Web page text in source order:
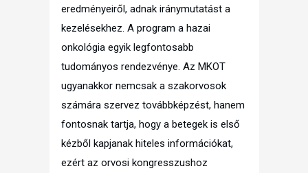
eredményeiről, adnak iránymutatást a
kezelésekhez. A program a hazai
onkológia egyik legfontosabb
tudományos rendezvénye. Az MKOT
ugyanakkor nemcsak a szakorvosok
számára szervez továbbképzést, hanem
fontosnak tartja, hogy a betegek is első
kézből kapjanak hiteles információkat,
ezért az orvosi kongresszushoz